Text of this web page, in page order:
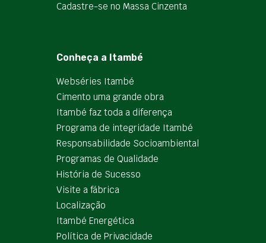
Cadastre-se no Massa Cinzenta
Conheça a Itambé
Webséries Itambé
Cimento uma grande obra
Itambé faz toda a diferença
Programa de integridade Itambé
Responsabilidade Socioambiental
Programas de Qualidade
História de Sucesso
Visite a fábrica
Localização
Itambé Energética
Política de Privacidade